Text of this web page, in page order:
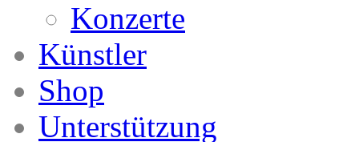
Konzerte
Künstler
Shop
Unterstützung